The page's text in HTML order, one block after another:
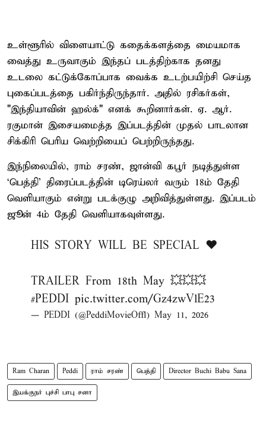
உள்ளூரில் விளையாட்டு கதைக்களத்தை மையமாக
வைத்து உருவாகும் இந்தப் படத்திற்காக தனது
உடலை கட்டுக்கோப்பாக வைக்க உடற்பயிற்சி செய்த
புகைப்படத்தை பகிர்ந்திருந்தார். அதில் ரசிகர்கள்,
"இந்தியாவின் ஹல்க்" எனக் கூறினார்கள். ஏ. ஆர்.
ரகுமான் இசையமைத்த இப்படத்தின் முதல் பாடலான
சிக்கிரி பெரிய வெற்றியைப் பெற்றிருந்தது.
இந்நிலையில், ராம் சரண், ஜான்வி கபூர் நடித்துள்ள
‘பெத்தி’ திரைப்படத்தின் டிரெய்லர் வரும் 18ம் தேதி
வெளியாகும் என்று படக்குழு அறிவித்துள்ளது. இப்படம்
ஜூன் 4ம் தேதி வெளியாகவுள்ளது.
HIS STORY WILL BE SPECIAL ❤️
TRAILER From 18th May 💥💥💥
#PEDDI pic.twitter.com/Gz4zwVlE23
— PEDDI (@PeddiMovieOffl) May 11, 2026
Ram Charan Peddi ராம் சரண் பெத்தி Director Buchi Babu Sana
இயக்குநர் புச்சி பாபு சனா